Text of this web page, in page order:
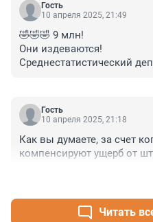
Гость
10 апреля 2025, 21:49
🤣🤣🤣 9 млн!
Они издеваются!
Среднестатистический
Гость
10 апреля 2025, 21:18
Как вы думаете, за счет
компенсируют ущерб от
Читать